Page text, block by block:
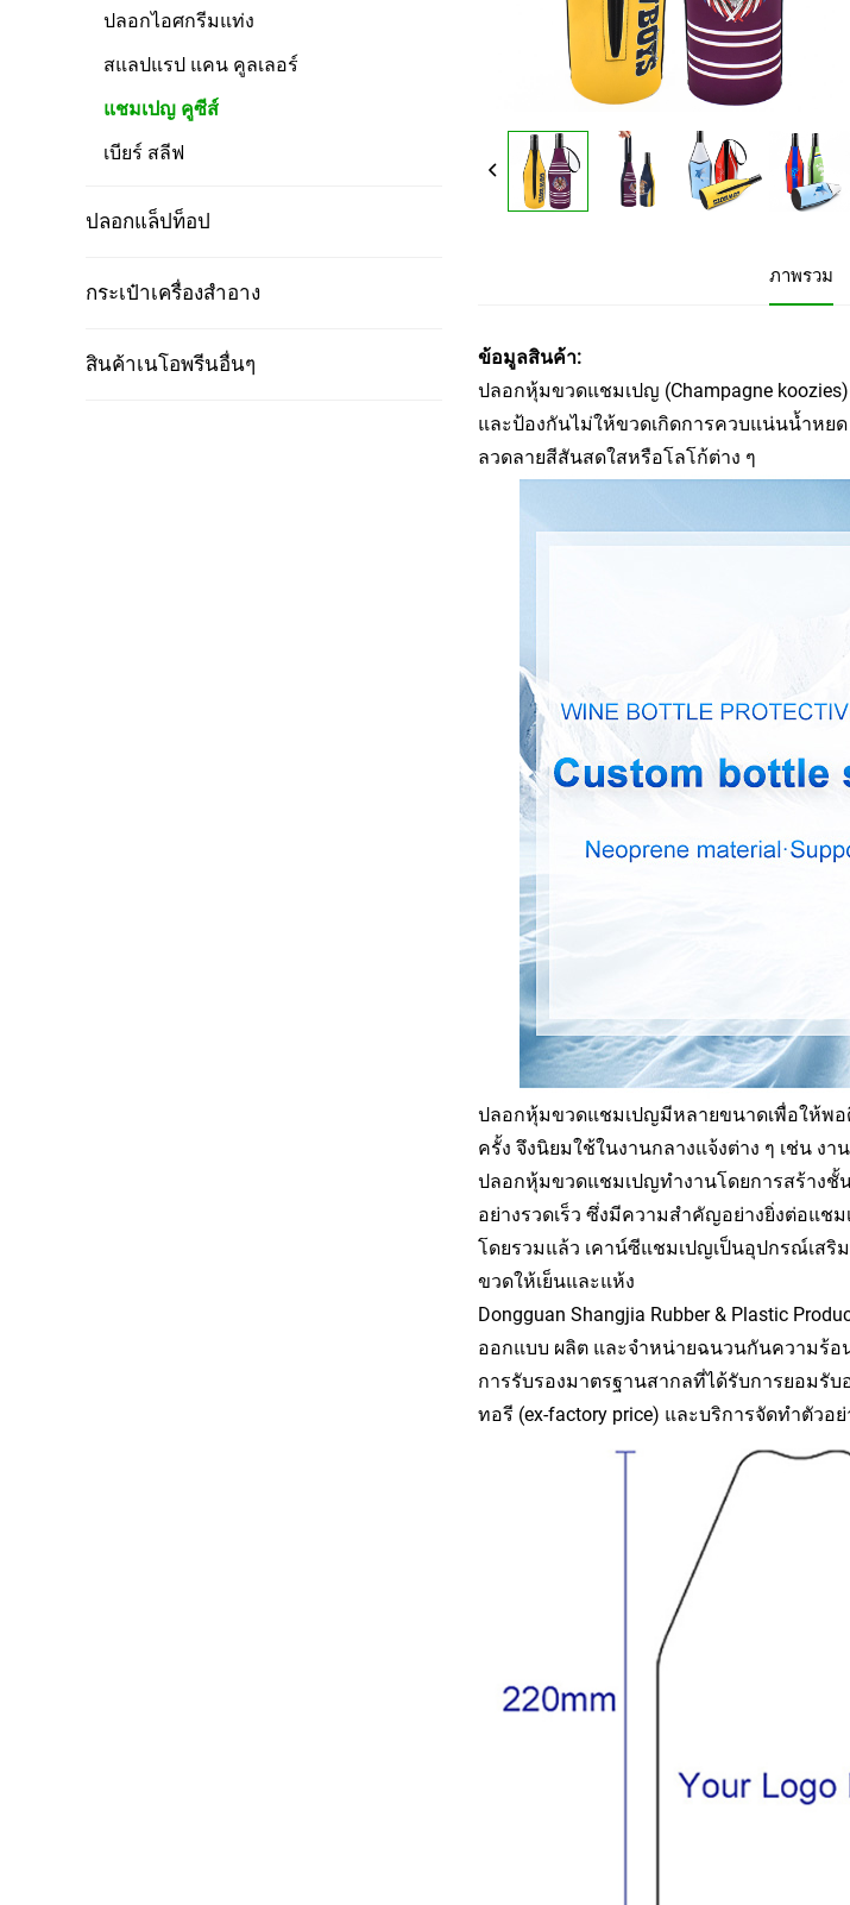
ปลอกไอศกรีมแท่ง
สแลปแรป แคน คูลเลอร์
แชมเปญ คูซีส์
เบียร์ สลีฟ
ปลอกแล็ปท็อป
กระเป๋าเครื่องสำอาง
สินค้าเนโอพรีนอื่นๆ
ภาพรวม
ข้อมูลสินค้า:
ปลอกหุ้มขวดแชมเปญ (Champagne
และป้องกันไม่ให้ขวดเกิดการควบแน่นน้ำหย
ลวดลายสีสันสดใสหรือโลโก้ต่าง ๆ
ปลอกหุ้มขวดแชมเปญมีหลายขนาดเพื่อให้พ
ครั้ง จึงนิยมใช้ในงานกลางแจ้งต่าง ๆ เช่น ง
ปลอกหุ้มขวดแชมเปญทำงานโดยการสร้าง
อย่างรวดเร็ว ซึ่งมีความสำคัญอย่างยิ่งต่อแ
โดยรวมแล้ว เคาน์ซีแชมเปญเป็นอุปกรณ์เส
ขวดให้เย็นและแห้ง
Dongguan Shangjia Rubber & Plastic
ออกแบบ ผลิต และจำหน่ายฉนวนกันความร้
การรับรองมาตรฐานสากลที่ได้รับการยอมรับ
ทอรี (ex-factory price) และบริการจัดทำตัว